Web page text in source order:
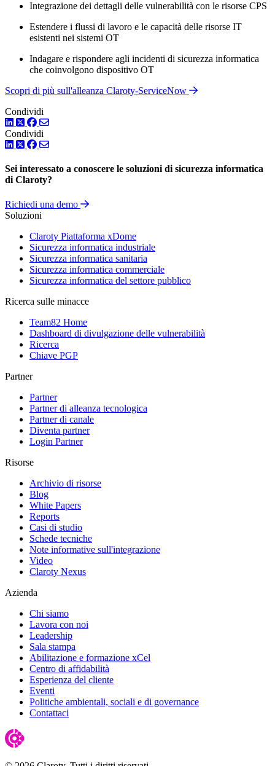
Integrazione dei dettagli delle vulnerabilità con le risorse CPS
Estendere i flussi di lavoro e le capacità delle risorse IT
esistenti nei sistemi OT
Indagare e rispondere agli incidenti di sicurezza informatica
che coinvolgono dispositivo OT
Scopri di più sull'alleanza Claroty-ServiceNow
Condividi
LinkedIn
TwitterFacebook
Condividi
LinkedIn
TwitterFacebook
Sei interessato a conoscere le soluzioni di sicurezza informatica
di Claroty?
Richiedi una demo
Soluzioni
Claroty Piattaforma xDome
Sicurezza informatica industriale
Sicurezza informatica sanitaria
Sicurezza informatica commerciale
Sicurezza informatica del settore pubblico
Ricerca sulle minacce
Team82 Home
Dashboard di divulgazione delle vulnerabilità
Ricerca
Chiave PGP
Partner
Partner
Partner di alleanza tecnologica
Partner di canale
Diventa partner
Login Partner
Risorse
Archivio di risorse
Blog
White Papers
Reports
Casi di studio
Schede tecniche
Note informative sull'integrazione
Video
Claroty Nexus
Azienda
Chi siamo
Lavora con noi
Leadership
Sala stampa
Abilitazione e formazione xCel
Centro di affidabilità
Esperienza del cliente
Eventi
Politiche ambientali, sociali e di governance
Contattaci